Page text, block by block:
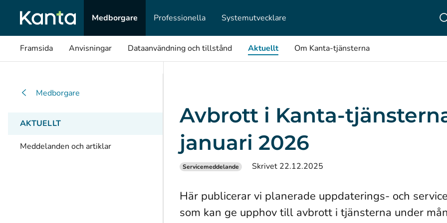
Medborgare
Professionella Systemutvecklare
Framsida Anvisningar Dataanvändning och tillstånd Aktuellt Om Kanta-tjänsterna
Medborgare
AKTUELLT
Meddelanden och artiklar
Avbrott i Kanta-
januari 2026
Servicemeddelande Skrivet 22.12.2025
Här publicerar vi planerade uppdaterings- och
som kan ge upphov till avbrott i tjänsterna under